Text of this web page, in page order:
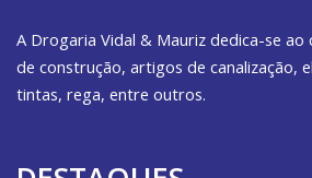
A Drogaria Vidal & Mauriz dedica-se
de construção, artigos de canalização,
tintas, rega, entre outros.